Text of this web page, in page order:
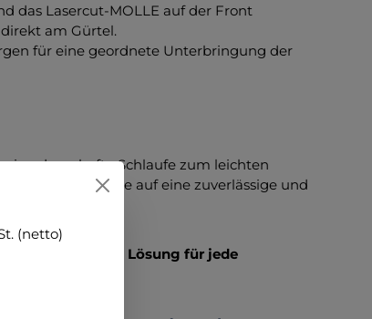
das Lasercut-MOLLE auf der Front
am Gürtel.
für eine geordnete Unterbringung der
dauerhafte Schlaufe zum leichten
Ideal für alle, die auf eine zuverlässige und
unverzichtbare Lösung für jede
(netto)